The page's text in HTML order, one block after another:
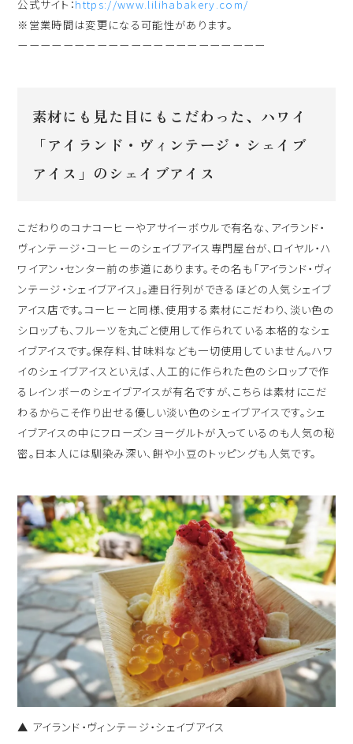
公式サイト：https://www.lilihabakery.com/
※営業時間は変更になる可能性があります。
ーーーーーーーーーーーーーーーーーーーーーー
素材にも見た目にもこだわった、ハワイ
「アイランド・ヴィンテージ・シェイブ
アイス」のシェイブアイス
こだわりのコナコーヒーやアサイーボウルで有名な、アイランド・
ヴィンテージ・コーヒーのシェイブアイス専門屋台が、ロイヤル・ハ
ワイアン・センター前の歩道にあります。その名も「アイランド・ヴィ
ンテージ・シェイブアイス」。連日行列ができるほどの人気シェイブ
アイス店です。コーヒーと同様、使用する素材にこだわり、淡い色の
シロップも、フルーツを丸ごと使用して作られている本格的なシェ
イブアイスです。保存料、甘味料なども一切使用していません。ハワ
イのシェイブアイスといえば、人工的に作られた色のシロップで作
るレインボーのシェイブアイスが有名ですが、こちらは素材にこだ
わるからこそ作り出せる優しい淡い色のシェイブアイスです。シェ
イブアイスの中にフローズンヨーグルトが入っているのも人気の秘
密。日本人には馴染み深い、餅や小豆のトッピングも人気です。
▲ アイランド・ヴィンテージ・シェイブアイス